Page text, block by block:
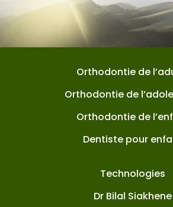
Orthodontie de
Orthodontie de
Orthodontie de
Dentiste pour
Technologies
Dr Bilal Siakhene